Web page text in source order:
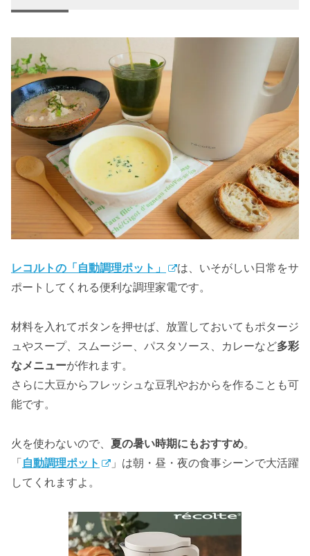
レコルトの「自動調理ポット」
は、いそがしい日常をサ
ポートしてくれる便利な調理家電です。
材料を入れてボタンを押せば、放置しておいてもポタージ
ュやスープ、スムージー、パスタソース、カレーなど多彩
なメニューが作れます。
さらに大豆からフレッシュな豆乳やおからを作ることも可
能です。
火を使わないので、 夏の暑い時期にもおすすめ。
「 自動調理ポット
」は朝・昼・夜の食事シーンで大活躍
してくれますよ。